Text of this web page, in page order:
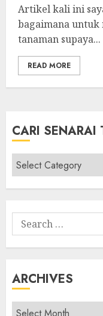
Artikel kali ini
bagaimana untuk
tanaman supaya...
READ MORE
CARI SENARAI
Cari
Senarai
Tumbuhan
Search
for:
ARCHIVES
Archives